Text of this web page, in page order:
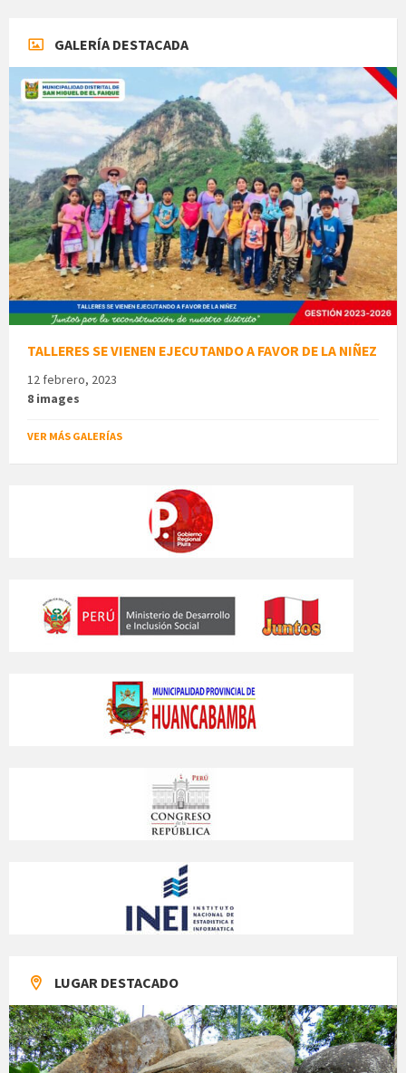
GALERÍA DESTACADA
TALLERES SE VIENEN EJECUTANDO A FAVOR DE LA NIÑEZ
12 febrero, 2023
8 images
VER MÁS GALERÍAS
LUGAR DESTACADO